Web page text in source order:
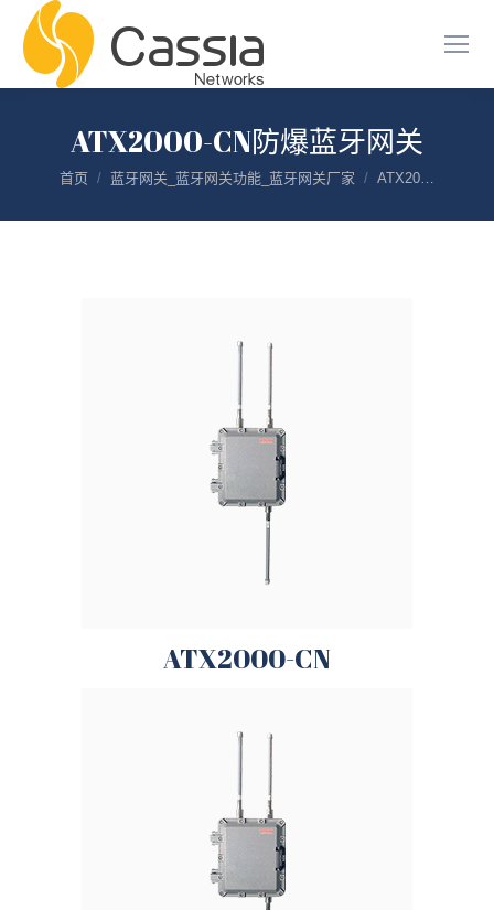
ATX2000-CN防爆蓝牙网关
您在这里：
首页 蓝牙网关_蓝牙网关功能_蓝牙网关厂家 ATX20…
ATX2000-CN